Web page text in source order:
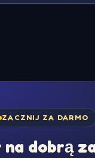
ZACZNIJ ZA DARMO
dobrą